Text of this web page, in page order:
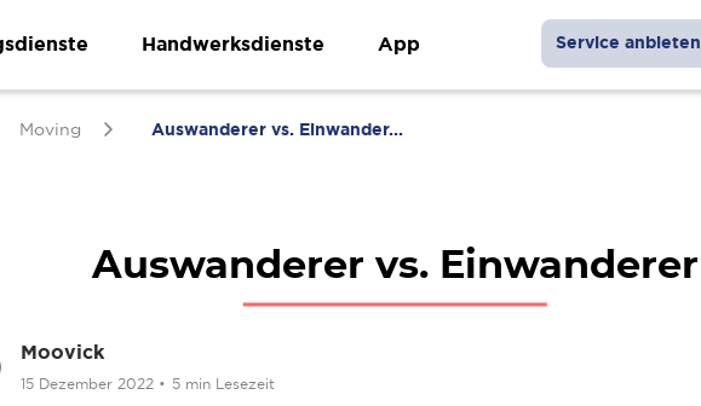
Handwerksdienste App Service anbieten
Moving Auswanderer vs. Einwander...
Auswanderer vs. Einwanderer
Moovick
15 Dezember 2022 • 5 min Lesezeit